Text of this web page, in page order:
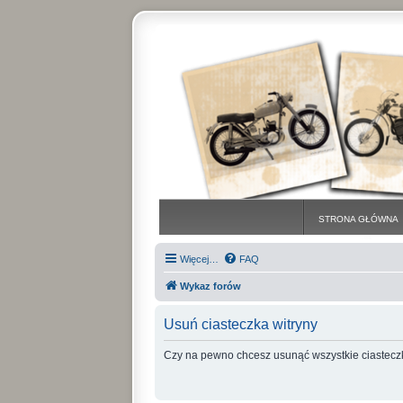
STRONA GŁÓWNA
Więcej… FAQ
Wykaz forów
Usuń ciasteczka witryny
Czy na pewno chcesz usunąć wszystkie